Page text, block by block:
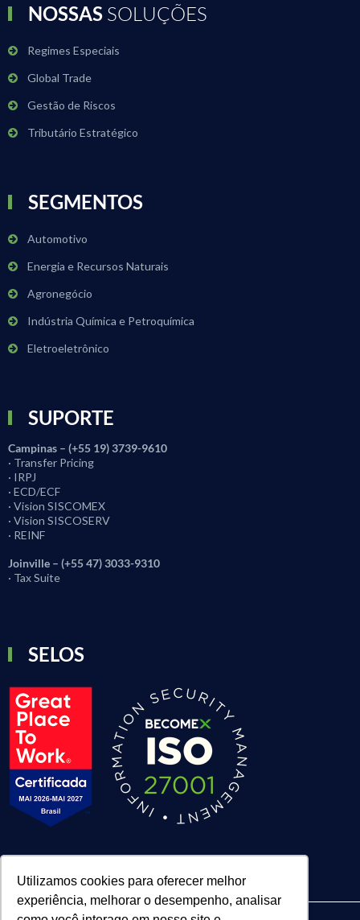
Utilizamos cookies para oferecer melhor
experiência, melhorar o desempenho, analisar
NOSSAS SOLUÇÕES
Regimes Especiais
Global Trade
Gestão de Riscos
Tributário Estratégico
SEGMENTOS
Automotivo
Energia e Recursos Naturais
Agronegócio
Indústria Química e Petroquímica
Eletroeletrônico
SUPORTE
Campinas – (+55 19) 3739-9610
· Transfer Pricing
· IRPJ
· ECD/ECF
· Vision SISCOMEX
· Vision SISCOSERV
· REINF
Joinville – (+55 47) 3033-9310
· Tax Suite
SELOS